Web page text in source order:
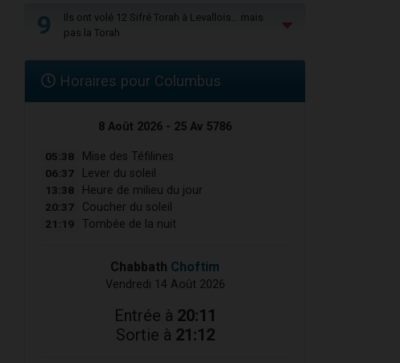
9
Ils ont volé 12 Sifré Torah à Levallois… mais
pas la Torah
Horaires pour Columbus
8 Août 2026 - 25 Av 5786
05:38 Mise des Téfilines
06:37 Lever du soleil
13:38 Heure de milieu du jour
20:37 Coucher du soleil
21:19 Tombée de la nuit
Chabbath Choftim
Vendredi 14 Août 2026
Entrée à 20:11
Sortie à 21:12